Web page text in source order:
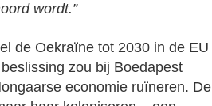
wordt.”
de Oekraïne tot 2030 in de EU
zou bij Boedapest
economie ruïneren. De